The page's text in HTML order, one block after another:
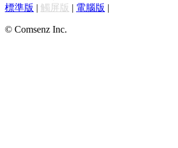
標準版 | 觸屏版 | 電腦版 |
© Comsenz Inc.